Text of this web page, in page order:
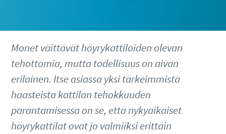
Monet väittävät höyrykattiloiden olevan
tehottomia, mutta todellisuus on aivan
erilainen. Itse asiassa yksi tärkeimmistä
haasteista kattilan tehokkuuden
parantamisessa on se, että nykyaikaiset
höyrykattilat ovat jo valmiiksi erittäin